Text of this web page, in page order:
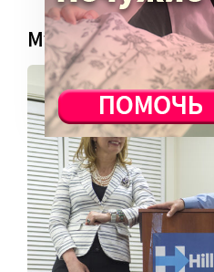
Музыка помогает